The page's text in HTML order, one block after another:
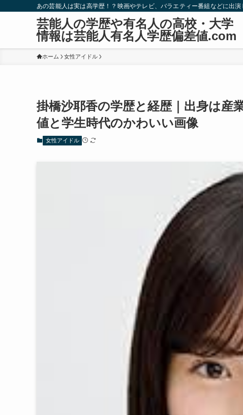
あの芸能人は実は高学歴！？映画やテレビ、バラエティー番組などに出
芸能人の学歴や有名人の高校・大学
情報は芸能人有名人学歴偏差値.com
ホーム 女性アイドル
掛橋沙耶香の学歴と経歴｜出身は産
値と学生時代のかわいい画像
女性アイドル